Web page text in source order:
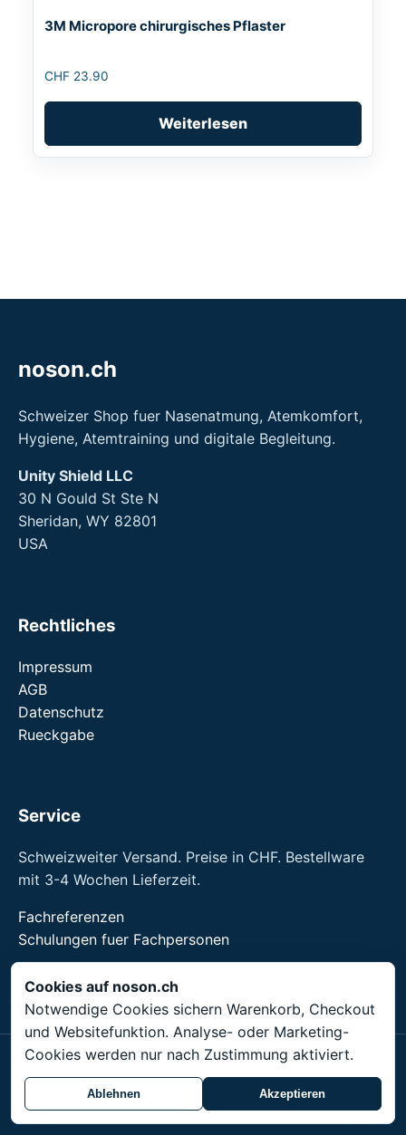
3M Micropore chirurgisches Pflaster
CHF 23.90
Weiterlesen
noson.ch
Schweizer Shop fuer Nasenatmung, Atemkomfort,
Hygiene, Atemtraining und digitale Begleitung.
Unity Shield LLC
30 N Gould St Ste N
Sheridan, WY 82801
USA
Rechtliches
Impressum
AGB
Datenschutz
Rueckgabe
Service
Schweizweiter Versand. Preise in CHF. Bestellware
mit 3-4 Wochen Lieferzeit.
Fachreferenzen
Schulungen fuer Fachpersonen
noson® ist eine Marke der Unity Shield LLC.
© 2026 Unity Shield LLC. Alle Rechte vorbehalten.
noson® ist eine eingetragene Marke der Unity Shield
LLC.
Cookies auf noson.ch
Notwendige Cookies sichern Warenkorb, Checkout
und Websitefunktion. Analyse- oder Marketing-
Cookies werden nur nach Zustimmung aktiviert.
Ablehnen Akzeptieren